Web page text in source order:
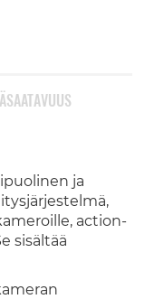
ja
action-
sisältää